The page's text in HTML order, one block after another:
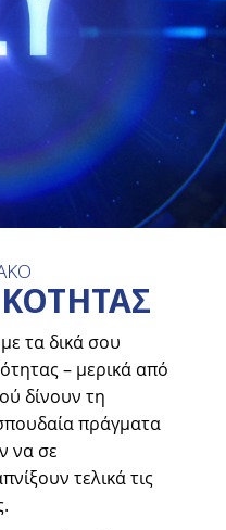
τα δικά σου
– μερικά από
δίνουν τη
πράγματα
να σε
τελικά τις